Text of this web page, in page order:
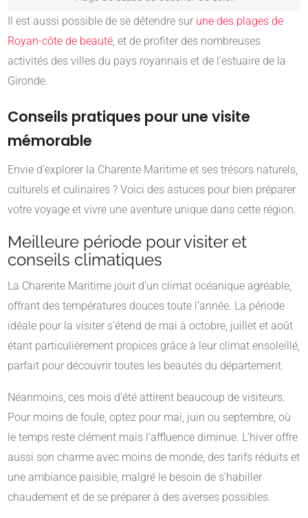
Il est aussi possible de se détendre sur une des plages de
Royan-côte de beauté, et de profiter des nombreuses
activités des villes du pays royannais et de l’estuaire de la
Gironde.
Conseils pratiques pour une visite
mémorable
Envie d’explorer la Charente Maritime et ses trésors naturels,
culturels et culinaires ? Voici des astuces pour bien préparer
votre voyage et vivre une aventure unique dans cette région.
Meilleure période pour visiter et
conseils climatiques
La Charente Maritime jouit d’un climat océanique agréable,
offrant des températures douces toute l’année. La période
idéale pour la visiter s’étend de mai à octobre, juillet et août
étant particulièrement propices grâce à leur climat ensoleillé,
parfait pour découvrir toutes les beautés du département.
Néanmoins, ces mois d’été attirent beaucoup de visiteurs.
Pour moins de foule, optez pour mai, juin ou septembre, où
le temps reste clément mais l’affluence diminue. L’hiver offre
aussi son charme avec moins de monde, des tarifs réduits et
une ambiance paisible, malgré le besoin de s’habiller
chaudement et de se préparer à des averses possibles.